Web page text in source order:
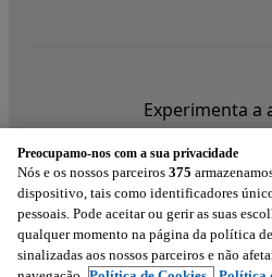
Experimenta a
Preocupamo-nos com a sua privacidade
Nós e os nossos parceiros 375
dispositivo, tais como identificadores
pessoais. Pode aceitar ou gerir as suas
qualquer momento na página da política
sinalizadas aos nossos parceiros e não